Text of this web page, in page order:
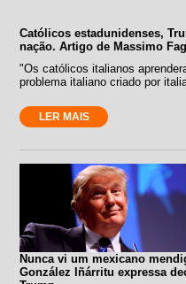
Católicos estadunidenses,
nação. Artigo de Massimo
"Os católicos italianos
problema italiano criado por
LER MAIS
Nunca vi um mexicano
González Iñárritu expressa